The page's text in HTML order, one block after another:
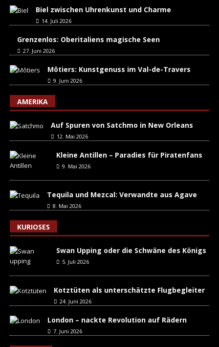
Biel zwischen Uhrenkunst und Charme
14. Juli 2026
Grenzenlos: Oberitaliens magische Seen
27. Juni 2026
Môtiers: Kunstgenuss im Val-de-Travers
9. Juni 2026
AMERIKA
Auf Spuren von Satchmo in New Orleans
12. Mai 2026
Kleine Antillen – Paradies für Piratenfans
9. Mai 2026
Tequila und Mezcal: Verwandte aus Agave
8. Mai 2026
KURIOSES
Swan Upping oder die Schwäne des Königs
5. Juli 2026
Kotztüten als unterschätzte Flugbegleiter
24. Juni 2026
London – nackte Revolution auf Rädern
7. Juni 2026